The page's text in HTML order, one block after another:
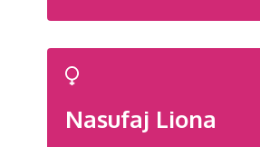
Nasufaj Liona